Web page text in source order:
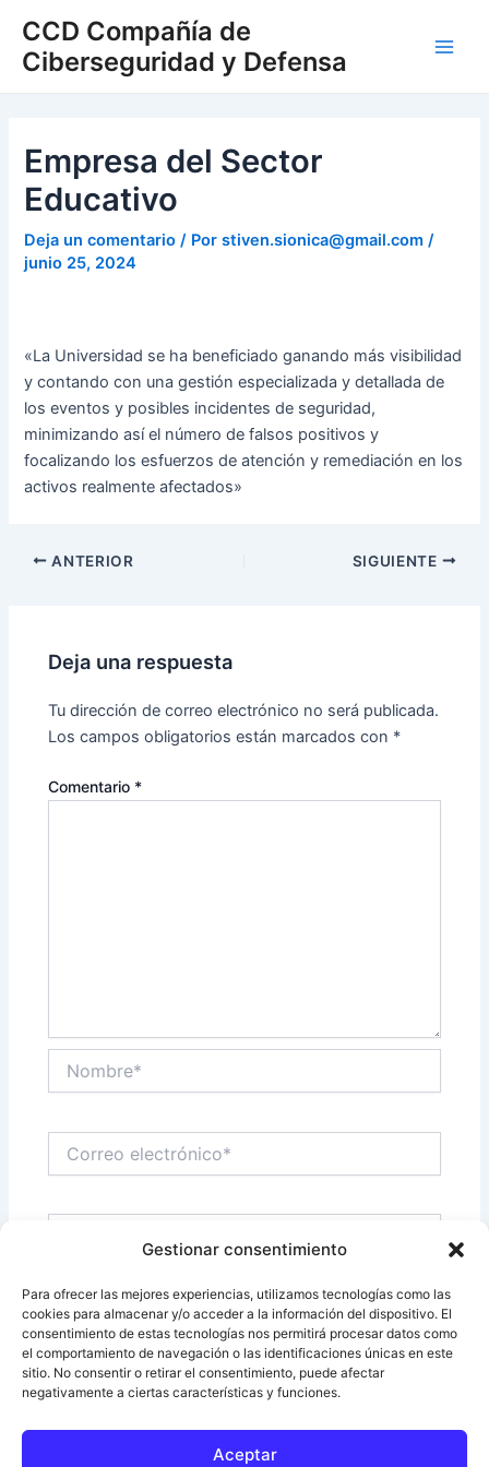
Gestionar consentimiento
Para ofrecer las mejores experiencias, utilizamos tecnologías como las
cookies para almacenar y/o acceder a la información del dispositivo. El
consentimiento de estas tecnologías nos permitirá procesar datos como
el comportamiento de navegación o las identificaciones únicas en este
sitio. No consentir o retirar el consentimiento, puede afectar
negativamente a ciertas características y funciones.
Aceptar
contenido
CCD Compañía de
Ciberseguridad y Defensa
Empresa del Sector
Educativo
Deja un comentario / Porstiven.sionica@gmail.com/
junio 25, 2024
«La Universidad se ha beneficiado ganando más visibilidad
y contando con una gestión especializada y detallada de
los eventos y posibles incidentes de seguridad,
minimizando así el número de falsos positivos y
focalizando los esfuerzos de atención y remediación en los
activos realmente afectados»
de
entradas
ANTERIOR SIGUIENTE
Deja una respuesta
Tu dirección de correo electrónico no será publicada.
Los campos obligatorios están marcados con *
Comentario *
electrónico*
Web
Guarda mi nombre, correo electrónico y web en
este navegador para la próxima vez que comente.